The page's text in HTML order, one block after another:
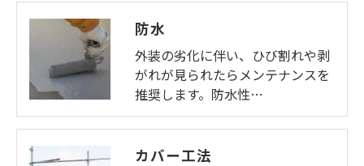
防水
外装の劣化に伴い、ひび割れや剥
がれが見られたらメンテナンスを
推奨します。防水性…
カバー工法